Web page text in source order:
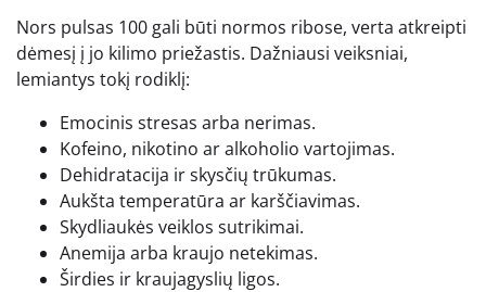
Nors pulsas 100 gali būti normos ribose, verta atkreipti
dėmesį į jo kilimo priežastis. Dažniausi veiksniai,
lemiantys tokį rodiklį:
Emocinis stresas arba nerimas.
Kofeino, nikotino ar alkoholio vartojimas.
Dehidratacija ir skysčių trūkumas.
Aukšta temperatūra ar karščiavimas.
Skydliaukės veiklos sutrikimai.
Anemija arba kraujo netekimas.
Širdies ir kraujagyslių ligos.